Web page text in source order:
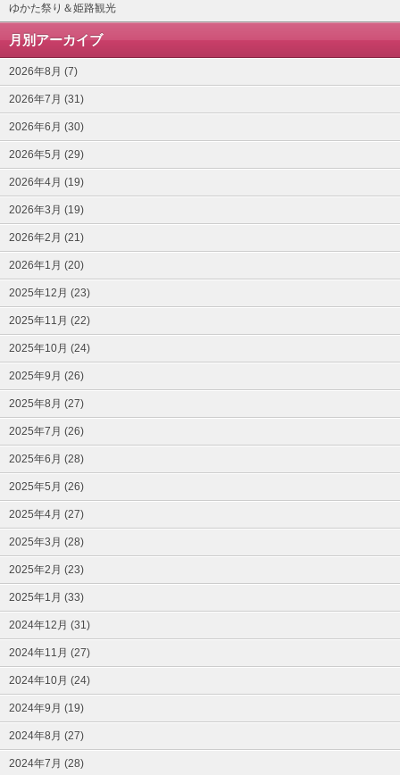
ゆかた祭り＆姫路観光
月別アーカイブ
2026年8月 (7)
2026年7月 (31)
2026年6月 (30)
2026年5月 (29)
2026年4月 (19)
2026年3月 (19)
2026年2月 (21)
2026年1月 (20)
2025年12月 (23)
2025年11月 (22)
2025年10月 (24)
2025年9月 (26)
2025年8月 (27)
2025年7月 (26)
2025年6月 (28)
2025年5月 (26)
2025年4月 (27)
2025年3月 (28)
2025年2月 (23)
2025年1月 (33)
2024年12月 (31)
2024年11月 (27)
2024年10月 (24)
2024年9月 (19)
2024年8月 (27)
2024年7月 (28)